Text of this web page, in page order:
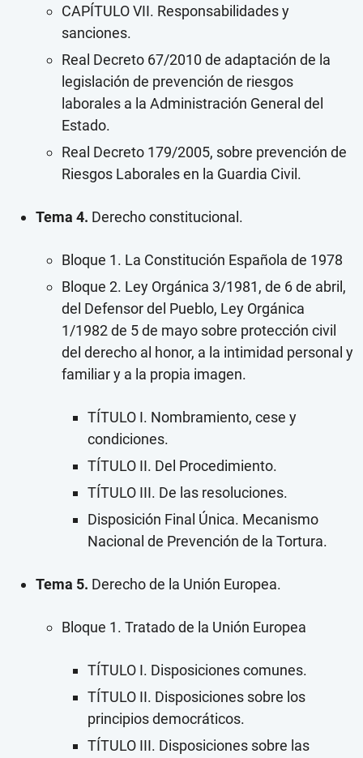
CAPÍTULO VII. Responsabilidades y
sanciones.
Real Decreto 67/2010 de adaptación de la
legislación de prevención de riesgos
laborales a la Administración General del
Estado.
Real Decreto 179/2005, sobre prevención de
Riesgos Laborales en la Guardia Civil.
Tema 4. Derecho constitucional.
Bloque 1. La Constitución Española de 1978
Bloque 2. Ley Orgánica 3/1981, de 6 de abril,
del Defensor del Pueblo, Ley Orgánica
1/1982 de 5 de mayo sobre protección civil
del derecho al honor, a la intimidad personal y
familiar y a la propia imagen.
TÍTULO I. Nombramiento, cese y
condiciones.
TÍTULO II. Del Procedimiento.
TÍTULO III. De las resoluciones.
Disposición Final Única. Mecanismo
Nacional de Prevención de la Tortura.
Tema 5. Derecho de la Unión Europea.
Bloque 1. Tratado de la Unión Europea
TÍTULO I. Disposiciones comunes.
TÍTULO II. Disposiciones sobre los
principios democráticos.
TÍTULO III. Disposiciones sobre las